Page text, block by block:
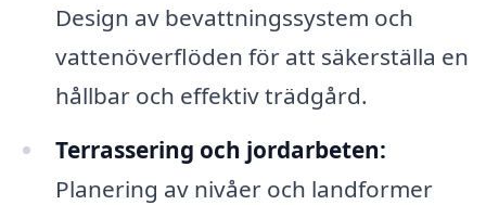
Design av bevattningssystem och
vattenöverflöden för att säkerställa en
hållbar och effektiv trädgård.
Terrassering och jordarbeten:
Planering av nivåer och landformer